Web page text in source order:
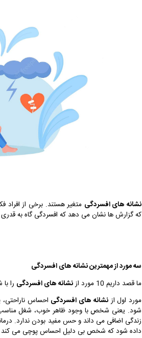
نشانه های افسردگی متغیر هستند. برخی از افراد
که گزارش ها نشان می دهد که افسردگی گاه به
سه مورد از مهمتریننشانه های افسردگی
ما قصد داریم 10 مورد از
نشانه های افسردگی را
مورد اول ازنشانه های افسردگی احساس
شود. یعنی شخص با وجود ظاهر خوب، شغل مناسب
زندگی اضافی می داند و حس مفید بودن ندارد.
داده شود که شخص بی دلیل احساس پوچی می کند